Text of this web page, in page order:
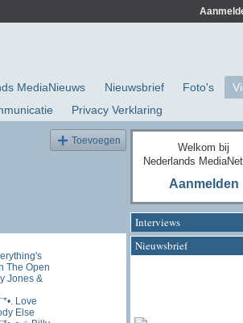
MediaNieuws Nieuwsbrief Foto's
Privacy Verklaring
Toevoegen
The Open
Jones &
Love
Else
Welkom bij
Nederlands
Aanmelden
Interviews
Nieuwsbrief